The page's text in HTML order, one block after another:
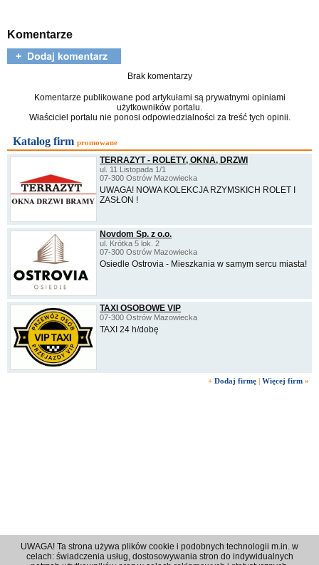
Komentarze
Brak komentarzy
Komentarze publikowane pod artykułami są prywatnymi opiniami
użytkowników portalu.
Właściciel portalu nie ponosi odpowiedzialności za treść tych opinii.
Katalog firm promowane
TERRAZYT - ROLETY, OKNA, DRZWI
ul. 11 Listopada 1/1
07-300 Ostrów Mazowiecka
UWAGA! NOWA KOLEKCJA RZYMSKICH ROLET I
ZASŁON !
Novdom Sp. z o.o.
ul. Krótka 5 lok. 2
07-300 Ostrów Mazowiecka
Osiedle Ostrovia - Mieszkania w samym sercu miasta!
TAXI OSOBOWE VIP
07-300 Ostrów Mazowiecka
TAXI 24 h/dobę
+ Dodaj firmę | Więcej firm »
UWAGA! Ta strona używa plików cookie i podobnych technologii m.in. w
celach: świadczenia usług, dostosowywania stron do indywidualnych